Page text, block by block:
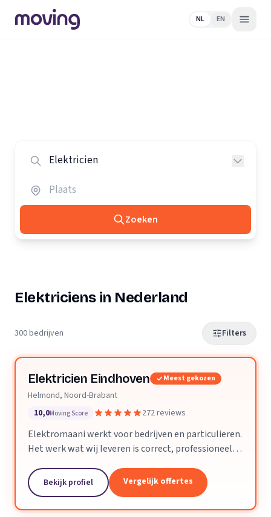
NL EN
Zoeken
Elektriciens in Nederland
300 bedrijven Filters
Elektricien Eindhoven Meest gekozen
Helmond, Noord-Brabant
10,0Moving Score 272 reviews
Elektromaani werkt voor bedrijven en particulieren.
Het werk wat wij leveren is correct, professioneel
of grote projecten zijn geen enkel probleem.
Bekijk profiel Vergelijk offertes